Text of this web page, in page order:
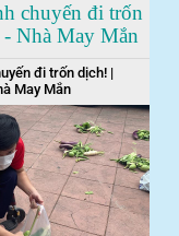
chuyến đi trốn
Nhà May Mắn
đi trốn dịch! |
May Mắn